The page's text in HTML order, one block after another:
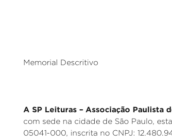
Memorial Descritivo
A SP Leituras – Associação Paulista
com sede na cidade de São Paulo,
05041-000, inscrita no CNPJ: